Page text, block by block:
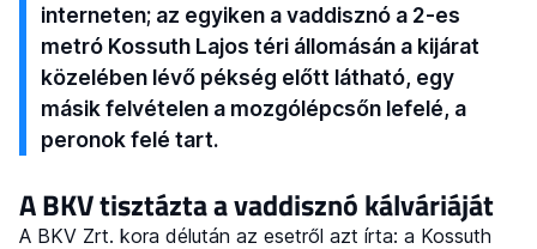
interneten; az egyiken a vaddisznó a 2-es
metró Kossuth Lajos téri állomásán a kijárat
közelében lévő pékség előtt látható, egy
másik felvételen a mozgólépcsőn lefelé, a
peronok felé tart.
A BKV tisztázta a vaddisznó kálváriáját
A BKV Zrt. kora délután az esetről azt írta: a Kossuth